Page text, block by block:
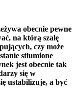
obecnie pewne
na którą szalę
czy może
stłumione
jest obecnie tak
się w
ustabilizuje, a być